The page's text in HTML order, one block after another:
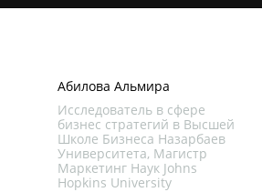
Абилова Альмира
Исследователь в сфере
бизнес стратегий в Высшей
Школе Бизнеса Назарбаев
Университета, Магистр
Маркетинг Наук Johns
Hopkins University